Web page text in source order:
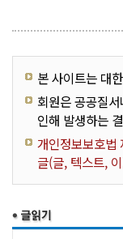
본 사이트는 대
회원은 공공질
인해 발생하는
개인정보보호법
글(글, 텍스트,